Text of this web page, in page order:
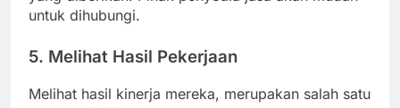
untuk dihubungi.
5. Melihat Hasil Pekerjaan
Melihat hasil kinerja mereka, merupakan salah satu